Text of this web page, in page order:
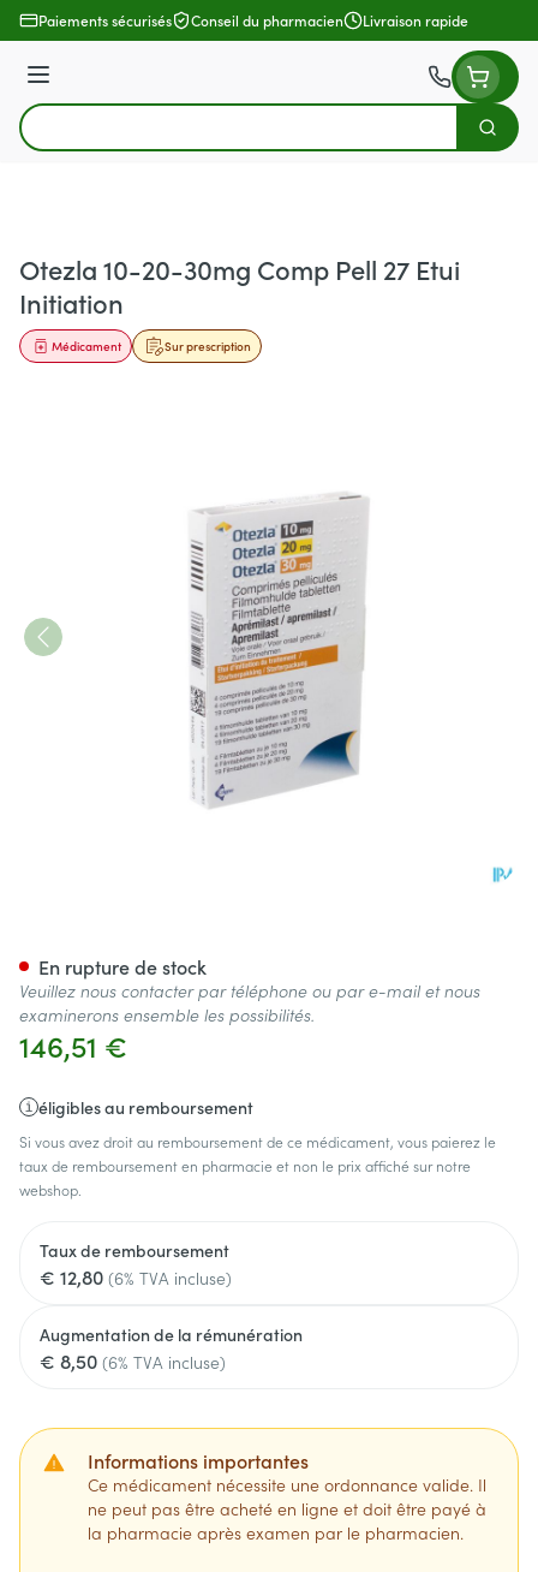
Aller au contenu
Paiements sécurisés Conseil du pharmacien Livraison rapide
Menu
Rechercher
Otezla 10-20-30mg Comp Pell 27 Etui
Initiation
Sur prescription
Médicament
146,51 €
éligibles au remboursement
Si vous avez droit au remboursement de ce médicament, vous paierez le
taux de remboursement en pharmacie et non le prix affiché sur notre
webshop.
Taux de remboursement
€ 12,80 (6% TVA incluse)
Augmentation de la rémunération
€ 8,50 (6% TVA incluse)
Informations importantes
Ce médicament nécessite une ordonnance valide. Il
ne peut pas être acheté en ligne et doit être payé à
la pharmacie après examen par le pharmacien.
En rupture de stock
Veuillez nous contacter par téléphone ou par e-mail et nous
examinerons ensemble les possibilités.